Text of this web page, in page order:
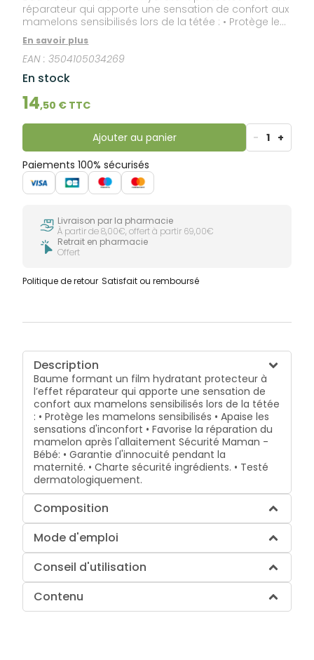
réparateur qui apporte une sensation de confort aux
mamelons sensibilisés lors de la tétée : • Protège les
mamelons sensibilisés • Apaise les sensations
d'inconfort • Favorise la réparation du mamelon
après l'allaitement Sécurité Maman - Bébé: •
Garantie d'innocuité pendant la maternité. • Charte
sécurité ingrédients. • Testé dermatologiquement.
En savoir plus
EAN :3504105034269
En stock
14,50 € TTC
Ajouter au panier - 1 +
Paiements 100% sécurisés
Livraison par la pharmacie
À partir de 8,00€, offert à partir 69,00€
Retrait en pharmacie
Offert
Politique de retour Satisfait ou remboursé
Description
Baume formant un film hydratant protecteur à
l’effet réparateur qui apporte une sensation de
confort aux mamelons sensibilisés lors de la tétée
: • Protège les mamelons sensibilisés • Apaise les
sensations d'inconfort • Favorise la réparation du
mamelon après l'allaitement Sécurité Maman -
Bébé: • Garantie d'innocuité pendant la
maternité. • Charte sécurité ingrédients. • Testé
dermatologiquement.
Composition
Mode d'emploi
Conseil d'utilisation
Contenu